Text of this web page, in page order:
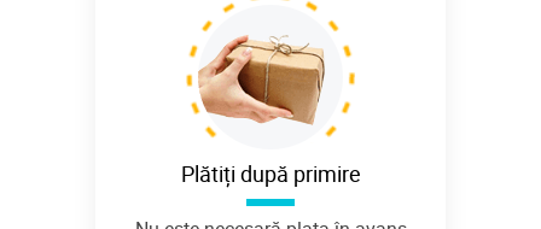
Plătiți după primire